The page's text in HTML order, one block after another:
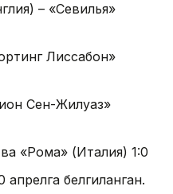
– «Севилья»
Лиссабон»
Сен-Жилуаз»
«Рома» (Италия) 1:0
белгиланган.